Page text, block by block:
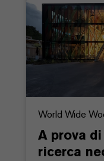
World Wide
A prova
ricerca